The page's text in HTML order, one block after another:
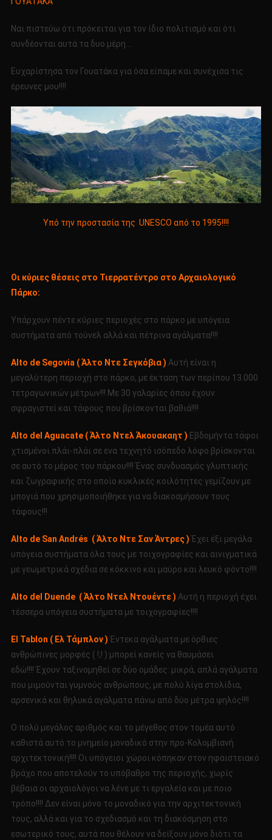
Ναι πιστεύω ότι πρόκειται για τον ίδιο πολιτισμό και ότι
συνδέονται αυτά τα δυο μέρη….
Ευχαρίστησα τον Γουατάκα για όσα είπαμε και συνέχισα τις
έρευνες μου!!!!
Υπό την προστασία της UNESCO από το 1995!!!!
Οι κύριες θέσεις στο Τιερρατέντρο στο Αρχαιολογικό
Πάρκο:
Υπάρχουν πέντε κύριες περιοχές στο πάρκο με υπόγεια
συστήματα από τούνελ αλλά και πέτρινα αγάλματα!!!!
Alto de Segovia ( Άλτο Ντε Σεγκόβια ) Αυτή είναι η
μεγαλύτερη περιοχή στο πάρκο, με έκταση των περίπου 13.000
τετραγωνικών μέτρων!!! Με 30 γαλαρίες όπου έχουν
σφραγιστεί και τάφους που βρίσκονται βαθιά!!!!
Alto del Aguacate ( Άλτο Ντελ Άκουακαητ ) Εβδομήντα τάφοι
χτισμένοι πλάι-πλάι σε ενα τεχνητό ισόπεδο λόφο βρίσκονται
σε αυτό το μέρος του πάρκου!!!! Ένας συνδυασμός γλυπτικής
και ζωγραφικής στο οποίο κυκλικές κοιλότητες γεμίζουν με
μπογιά που χρησιμοποιήθηκε για να διακοσμήσουν τους
τάφους!!!
Alto de San Andrés ( Άλτο Ντε Σαν Άντρες )Έχει έξι μεγάλα
υπόγεια συστήματα όλα τους με τοιχογραφίες και αινιγματικά
με γεωμετρικά σχέδια σε κόκκινο και μαύρο και λευκό φόντο!!!!
Alto del Duende ( Άλτο Ντελ Ντουέντε ) Αυτή η περιοχή έχει
τέσσερα υπόγεια συστήματα με τοιχογραφίες!!!!
El Tablon ( Ελ Τάμπλον )Έντεκα αγάλματα με όρθιες
ανθρώπινες μορφές ( !;! ) μπορεί κανείς να θαυμάσει
εδώ!!!! Έχουν ταξινομηθεί σε δύο ομάδες: μικρά, απλά αγάλματα
που μιμούνται γυμνούς ανθρώπους, με πολύ λίγα στολίδια,
αρσενικά και θηλυκά αγάλματα πάνω από δύο μέτρα ψηλός!!!!
Ο πολύ μεγάλος αριθμός και το μέγεθος στον τομέα αυτό
καθιστά αυτό το μνημείο μοναδικό στην προ-Κολομβιανή
αρχιτεκτονική!!!! Οι υπόγειοι χώροι κόπηκαν στον ηφαιστειακό
βράχο που αποτελούν το υπόβαθρο της περιοχής, χωρίς
βέβαια οι αρχαιολόγοι να λένε με τι εργαλεία και με ποιο
τρόπο!!!! Δεν είναι μόνο το μοναδικό για την αρχιτεκτονική
τους, αλλά και για το σχεδιασμό και τη διακόσμηση στο
εσωτερικό τους, αυτά που θέλουν να δείξουν μόνο διότι τα